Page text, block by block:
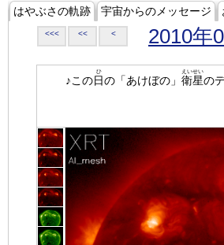
はやぶさの軌跡 宇宙からのメッセージ
<<< << < 2010年
♪この日
ひ
の「あけぼの」 衛星
えいせい
の